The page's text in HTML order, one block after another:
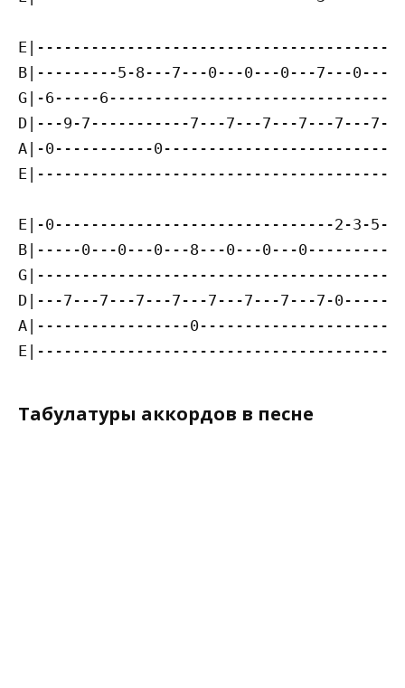
B|---------5-8---7---0---0---0---7---0---
G|-6-----
D|---9-7-----------7---7---7---7---7---
A|-0-----------
E|-0-------------------------------2-3-
B|-----0---0---0---8---0---0---0---------
D|---7---7---7---7---7---7---7---7-
A|-----------------
Табулатуры аккордов в песне